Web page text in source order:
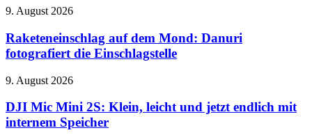
Raketeneinschlag
dem
Mond:
Danuri
die
9. August 2026
Raketeneinschlag auf dem Mond: Danuri
fotografiert die Einschlagstelle
DJI
Mini
2S:
Klein,
9. August 2026
DJI Mic Mini 2S: Klein, leicht und jetzt endlich mit
internem Speicher